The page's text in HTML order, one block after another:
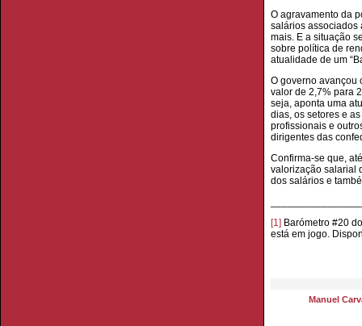
O agravamento da
salários associados
mais. E a situação
sobre política de
atualidade de um
O governo avançou
valor de 2,7% para
seja, aponta uma
dias, os setores e
profissionais e
dirigentes das
Confirma-se que,
valorização salarial
dos salários e
[1] Barómetro #20
está em jogo.
Manuel